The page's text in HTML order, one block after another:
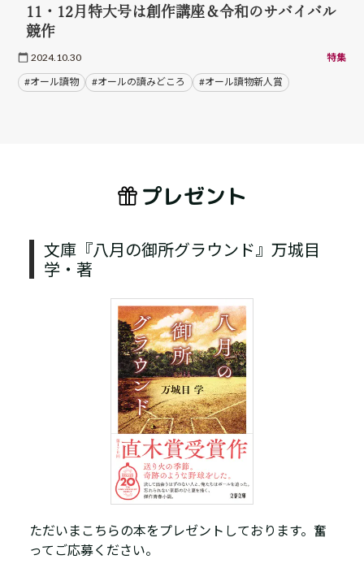
11・12月特大号は創作講座＆令和のサバイバル
競作
2024.10.30 特集
#オール讀物 #オールの讀みどころ #オール讀物新人賞
プレゼント
文庫『八月の御所グラウンド』万城目
学・著
ただいまこちらの本をプレゼントしております。奮
ってご応募ください。